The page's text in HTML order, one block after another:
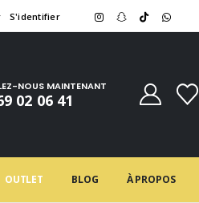
S'identifier
NOUS MAINTENANT
02 06 41
OUTLET BLOG À PROPOS